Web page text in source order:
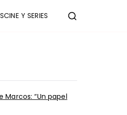
CINE Y SERIES
Marcos: “Un papel